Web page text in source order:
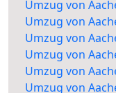
Umzug von
Umzug von
Umzug von
Umzug von
Umzug von
Umzug von